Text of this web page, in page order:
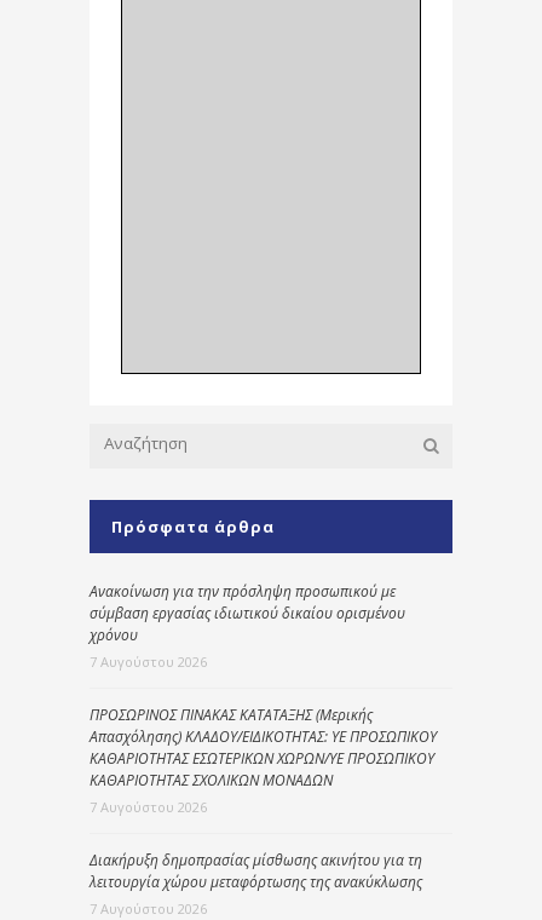
Πρόσφατα άρθρα
Ανακοίνωση για την πρόσληψη προσωπικού με
σύμβαση εργασίας ιδιωτικού δικαίου ορισμένου
χρόνου
7 Αυγούστου 2026
ΠΡΟΣΩΡΙΝΟΣ ΠΙΝΑΚΑΣ ΚΑΤΑΤΑΞΗΣ (Μερικής
Απασχόλησης) ΚΛΑΔΟΥ/ΕΙΔΙΚΟΤΗΤΑΣ: ΥΕ ΠΡΟΣΩΠΙΚΟΥ
ΚΑΘΑΡΙΟΤΗΤΑΣ ΕΣΩΤΕΡΙΚΩΝ ΧΩΡΩΝ/ΥΕ ΠΡΟΣΩΠΙΚΟΥ
ΚΑΘΑΡΙΟΤΗΤΑΣ ΣΧΟΛΙΚΩΝ ΜΟΝΑΔΩΝ
7 Αυγούστου 2026
Διακήρυξη δημοπρασίας μίσθωσης ακινήτου για τη
λειτουργία χώρου μεταφόρτωσης της ανακύκλωσης
7 Αυγούστου 2026